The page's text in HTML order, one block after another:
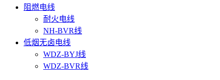
阻燃电线
耐火电线
NH-BVR线
低烟无卤电线
WDZ-BYJ线
WDZ-BVR线